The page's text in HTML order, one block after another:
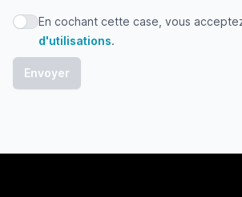
En cochant cette case, vous
En cochant cette case, vous
d'utilisations.